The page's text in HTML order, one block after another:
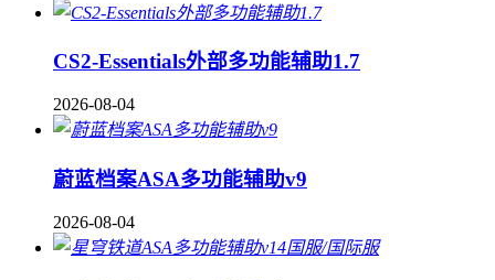
CS2-Essentials外部多功能辅助1.7
2026-08-04
蔚蓝档案ASA多功能辅助v9
2026-08-04